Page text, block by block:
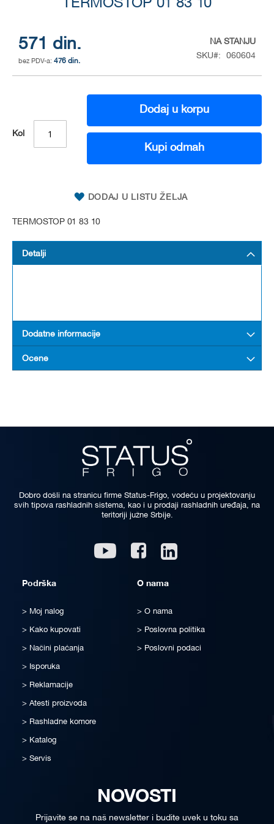
TERMOSTOP 01 83 10
571 din.
476 din.
NA STANJU
SKU
060604
Kol
Dodaj u korpu
Kupi odmah
DODAJ U LISTU ŽELJA
TERMOSTOP 01 83 10
of
the
images
gallery
Detalji
Dodatne informacije
Ocene
Dobro došli na stranicu firme Status-Frigo, vodeću u projektovanju
svih tipova rashladnih sistema, kao i u prodaji rashladnih uređaja, na
teritoriji južne Srbije.
Youtube Facebook
Podrška
Moj nalog
Kako kupovati
Načini plaćanja
Isporuka
Reklamacije
Atesti proizvoda
Rashladne komore
Katalog
Servis
O nama
O nama
Poslovna politika
Poslovni podaci
NOVOSTI
Prijavite se na naš newsletter i budite uvek u toku sa